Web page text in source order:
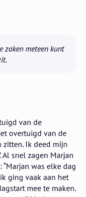
zaken meteen kunt
van de
overtuigd van de
zitten. Ik deed mijn
Al snel zagen Marjan
was elke dag
ging vaak aan het
mee te maken.